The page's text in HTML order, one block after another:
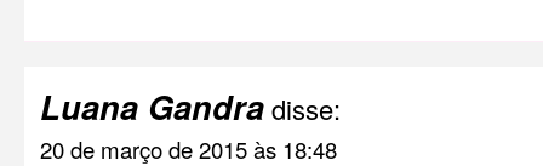
Luana Gandradisse:
20 de março de 2015 às 18:48